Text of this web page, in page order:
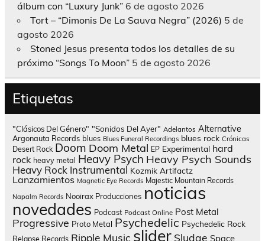
álbum con “Luxury Junk” 6 de agosto 2026
Tort – “Dimonis De La Sauva Negra” (2026) 5 de
agosto 2026
Stoned Jesus presenta todos los detalles de su
próximo “Songs To Moon” 5 de agosto 2026
Etiquetas
"Clásicos Del Género" "Sonidos Del Ayer" Adelantos Alternative
Argonauta Records blues Blues Funeral Recordings blues rock Crónicas
Desert Rock Doom Doom Metal EP Experimental hard
rock heavy metal Heavy Psych Heavy Psych Sounds
Heavy Rock Instrumental Kozmik Artifactz
Lanzamientos Magnetic Eye Records Majestic Mountain Records
Napalm Records Nooirax Producciones noticias
novedades Podcast Podcast Online Post Metal
Progressive Proto Metal Psychedelic Psychedelic Rock
Relapse Records Ripple Music slider Sludge Space